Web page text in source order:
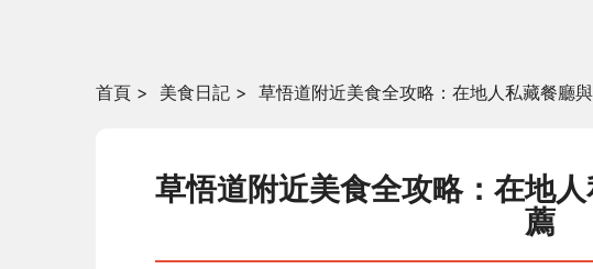
首頁 > 美食日記 > 草悟道附近美食全攻略：在地人私藏餐廳
草悟道附近美食全攻略：在地
薦